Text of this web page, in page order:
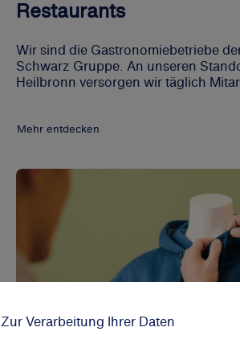
Verarbeitung Ihrer Daten
Restaurants
Wir sind die Gastronomiebetriebe
Schwarz Gruppe. An unseren
Heilbronn versorgen wir täglich
Mehr entdecken